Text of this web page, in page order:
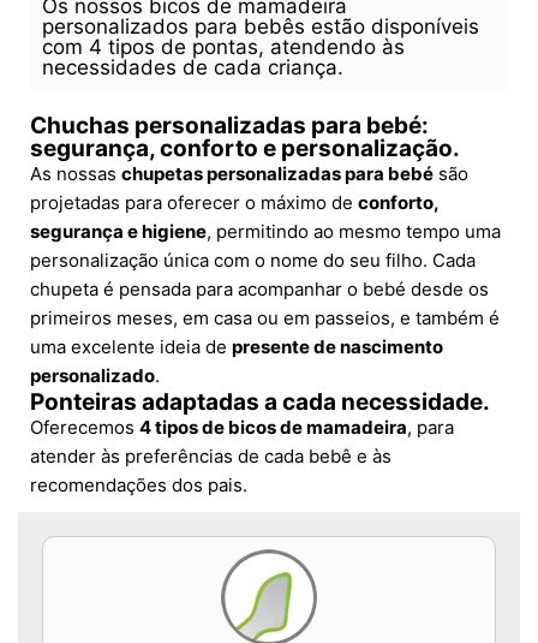
Os nossos bicos de mamadeira
personalizados para bebês estão disponíveis
com 4 tipos de pontas, atendendo às
necessidades de cada criança.
Chuchas personalizadas para bebé:
segurança, conforto e personalização.
As nossas chupetas personalizadas para bebé são
projetadas para oferecer o máximo de conforto,
segurança e higiene, permitindo ao mesmo tempo uma
personalização única com o nome do seu filho. Cada
chupeta é pensada para acompanhar o bebé desde os
primeiros meses, em casa ou em passeios, e também é
uma excelente ideia de presente de nascimento
personalizado.
Ponteiras adaptadas a cada necessidade.
Oferecemos 4 tipos de bicos de mamadeira, para
atender às preferências de cada bebê e às
recomendações dos pais.